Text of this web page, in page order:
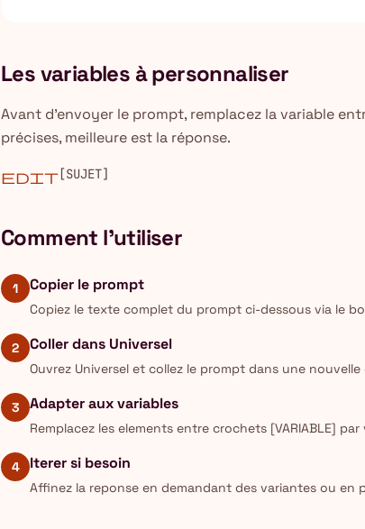
Les variables à personnaliser
Avant d'envoyer le prompt, remplacez la variable
précises, meilleure est la réponse.
edit[SUJET]
Comment l'utiliser
1 Copier le prompt
Copiez le texte complet du prompt ci-dessous via le
2 Coller dans Universel
Ouvrez Universel et collez le prompt dans une
3 Adapter aux variables
Remplacez les elements entre crochets [VARIABLE]
4 Iterer si besoin
Affinez la reponse en demandant des variantes ou en